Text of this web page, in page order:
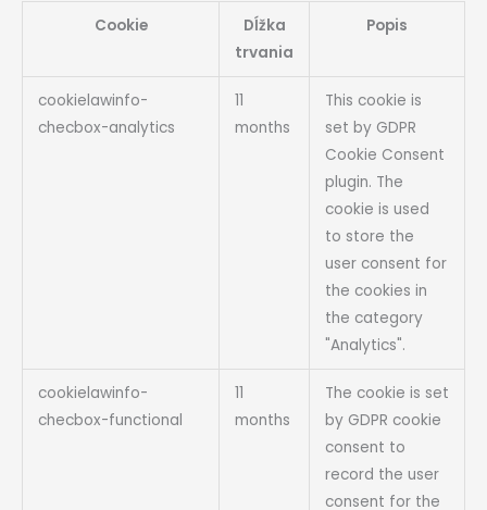
Cookie
Dĺžka
trvania
Popis
cookielawinfo-
checbox-analytics
11
months
This cookie is
set by GDPR
Cookie Consent
plugin. The
cookie is used
to store the
user consent for
the cookies in
the category
"Analytics".
cookielawinfo-
checbox-functional
11
months
The cookie is set
by GDPR cookie
consent to
record the user
consent for the